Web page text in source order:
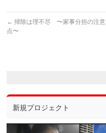
← 掃除は理不尽 〜家事分担の注意
点〜
新規プロジェクト